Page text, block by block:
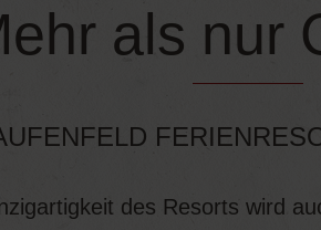
als nur
des Resorts wird